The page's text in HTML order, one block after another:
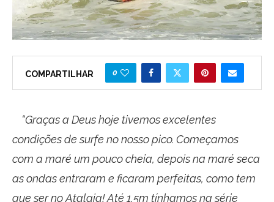
COMPARTILHAR 0
“Graças a Deus hoje tivemos excelentes
condições de surfe no nosso pico. Começamos
com a maré um pouco cheia, depois na maré seca
as ondas entraram e ficaram perfeitas, como tem
que ser no Atalaia! Até 1,5m tínhamos na série